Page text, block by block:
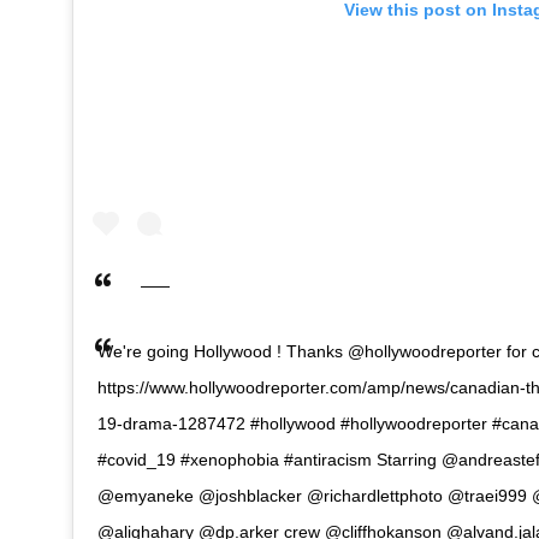
View this post on
We're going Hollywood ! Thanks @hollywoodreporter for
https://www.hollywoodreporter.com/amp/news/canadian-
19-drama-1287472 #hollywood #hollywoodreporter
#covid_19 #xenophobia #antiracism Starring
@emyaneke @joshblacker @richardlettphoto @traei999
@alighahary @dp.arker crew @cliffhokanson